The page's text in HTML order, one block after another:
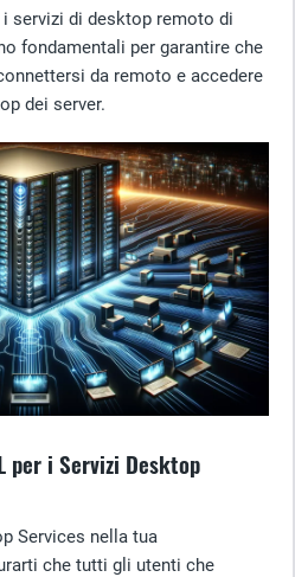
servizi di desktop remoto di
fondamentali per garantire che
da remoto e accedere
dei server.
per i Servizi Desktop
Services nella tua
che tutti gli utenti che